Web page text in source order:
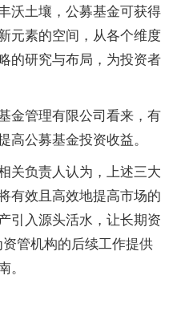
沃土壤，公募基金可获得
元素的空间，从各个维度
的研究与布局，为投资者
金管理有限公司看来，有
高公募基金投资收益。
关负责人认为，上述三大
有效且高效地提高市场的
引入源头活水，让长期资
资管机构的后续工作提供
。